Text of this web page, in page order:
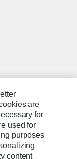
are
for
used for
purposes
content